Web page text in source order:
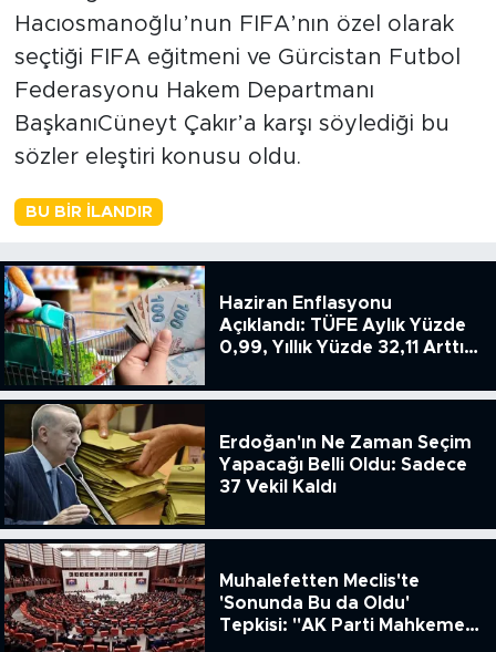
Hacıosmanoğlu’nun FIFA’nın özel olarak
seçtiği FIFA eğitmeni ve Gürcistan Futbol
Federasyonu Hakem Departmanı
BaşkanıCüneyt Çakır’a karşı söylediği bu
sözler eleştiri konusu oldu.
BU BIR İLANDIR
Haziran Enflasyonu
Açıklandı: TÜFE Aylık Yüzde
0,99, Yıllık Yüzde 32,11 Arttı,
51.49
Erdoğan'ın Ne Zaman Seçim
Yapacağı Belli Oldu: Sadece
37 Vekil Kaldı
Muhalefetten Meclis'te
'Sonunda Bu da Oldu'
Tepkisi: "AK Parti Mahkeme